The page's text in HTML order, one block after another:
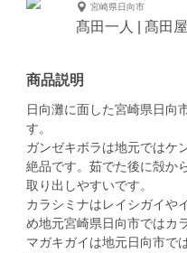
宮崎県日向市
髙田一人 | 髙田屋
商品説明
日向灘に面した宮崎県日向
す。
ガンゼキボラは地元ではケ
絶品です。茹でた後に殻か
取り出しやすいです。
カラシミナはレイシガイや
め地元宮崎県日向市ではカ
マガキガイは地元日向市で